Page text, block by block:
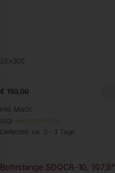
25×300
€ 150,00
inkl. MwSt.
zzgl. Versandkosten
Lieferzeit: ca. 2 - 3 Tage
Bohrstange SDQCR-10, 107,5°